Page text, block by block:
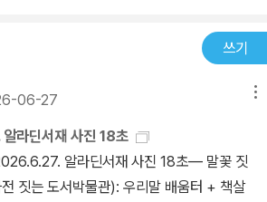
쓰기
06-27
라딘서재 사진 18초
알라딘서재 사진 18초― 말꽃 짓
짓는 도서박물관): 우리말 배움터 + 책살